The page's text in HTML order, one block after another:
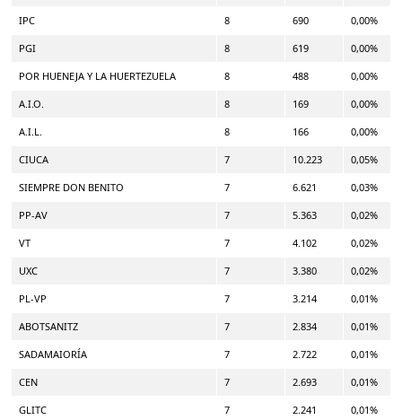
IPC 8 690 0,00%
PGI 8 619 0,00%
POR HUENEJA Y LA HUERTEZUELA 8 488 0,00%
A.I.O. 8 169 0,00%
A.I.L. 8 166 0,00%
CIUCA 7 10.223 0,05%
SIEMPRE DON BENITO 7 6.621 0,03%
PP-AV 7 5.363 0,02%
VT 7 4.102 0,02%
UXC 7 3.380 0,02%
PL-VP 7 3.214 0,01%
ABOTSANITZ 7 2.834 0,01%
SADAMAIORÍA 7 2.722 0,01%
CEN 7 2.693 0,01%
GLITC 7 2.241 0,01%